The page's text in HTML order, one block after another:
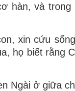
hàn, và
xin cứu
họ biết rằng
Ngài ở giữa